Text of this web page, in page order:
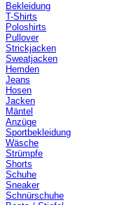
Bekleidung
T-Shirts
Poloshirts
Pullover
Strickjacken
Sweatjacken
Hemden
Jeans
Hosen
Jacken
Mäntel
Anzüge
Sportbekleidung
Wäsche
Strümpfe
Shorts
Schuhe
Sneaker
Schnürschuhe